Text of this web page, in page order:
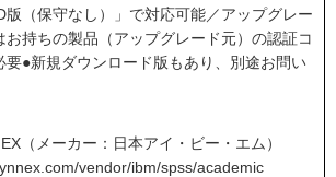
版（保守なし）」で対応可能／アップグレー
お持ちの製品（アップグレード元）の認証コ
要●新規ダウンロード版もあり、別途お問い
（メーカー：日本アイ・ビー・エム）
vendor/ibm/spss/academic